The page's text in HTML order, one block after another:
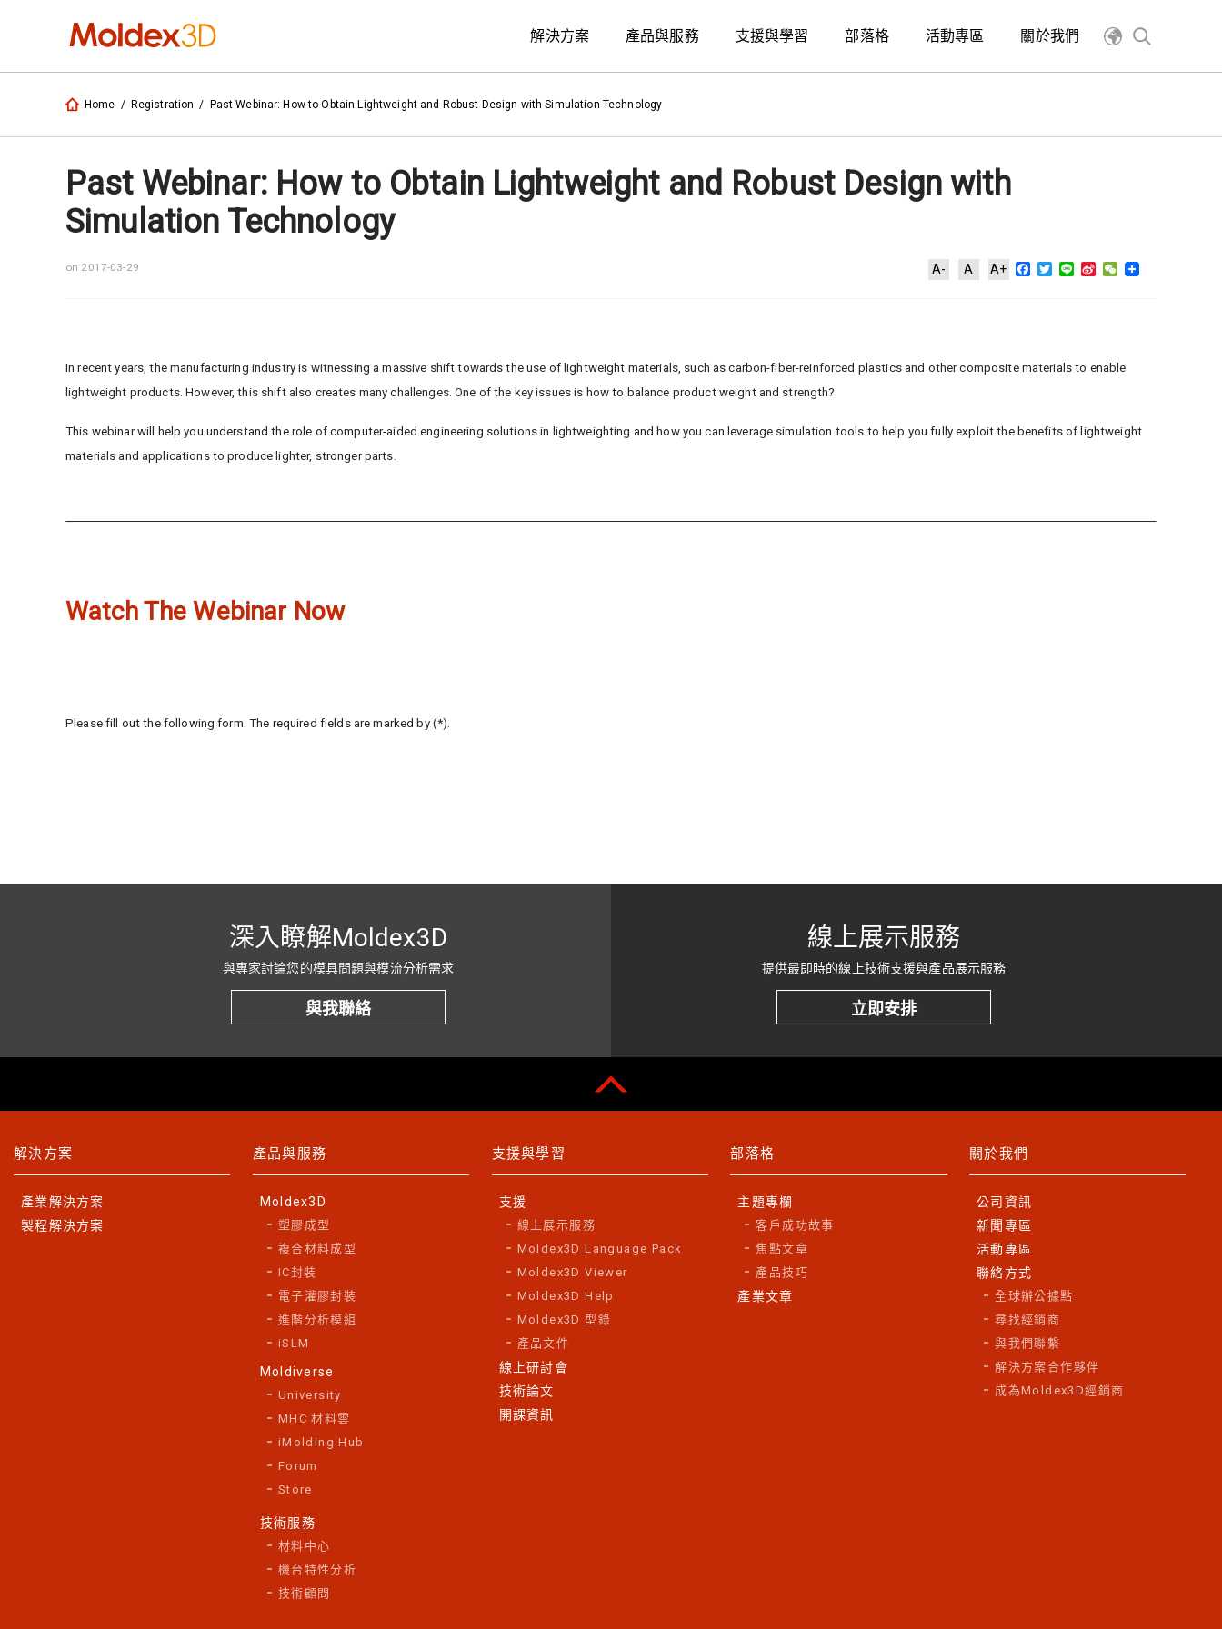
解決方案 產品與服務 支援與學習 部落格 活動專區 關於我們
Home / Registration / Past Webinar: How to Obtain Lightweight and Robust Design with Simulation Technology
Past Webinar: How to Obtain Lightweight and Robust Design with
Simulation Technology
on 2017-03-29 A- A A+ Facebook
Twitter
Line Sina WeChat
In recent years, the manufacturing industry is witnessing a massive shift towards the use of lightweight materials, such as carbon-fiber-reinforced plastics and other composite materials to enable
lightweight products. However, this shift also creates many challenges. One of the key issues is how to balance product weight and strength?
This webinar will help you understand the role of computer-aided engineering solutions in lightweighting and how you can leverage simulation tools to help you fully exploit the benefits of lightweight
materials and applications to produce lighter, stronger parts.
Watch The Webinar Now
Please fill out the following form. The required fields are marked by (*).
深入瞭解Moldex3D
與專家討論您的模具問題與模流分析需求
與我聯絡
線上展示服務
提供最即時的線上技術支援與產品展示服務
立即安排
解決方案
產業解決方案
製程解決方案
產品與服務
Moldex3D
塑膠成型
複合材料成型
IC封裝
電子灌膠封裝
進階分析模組
iSLM
Moldiverse
University
MHC 材料雲
iMolding Hub
Forum
Store
技術服務
材料中心
機台特性分析
技術顧問
支援與學習
支援
線上展示服務
Moldex3D Language Pack
Moldex3D Viewer
Moldex3D Help
Moldex3D 型錄
產品文件
線上研討會
技術論文
開課資訊
部落格
主題專欄
客戶成功故事
焦點文章
產品技巧
產業文章
關於我們
公司資訊
新聞專區
活動專區
聯絡方式
全球辦公據點
尋找經銷商
與我們聯繫
解決方案合作夥伴
成為Moldex3D經銷商